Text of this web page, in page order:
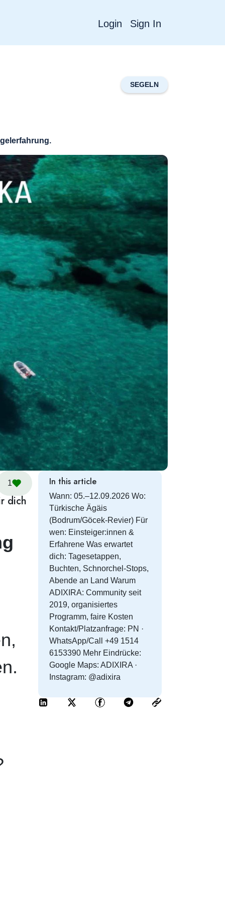
Login Sign In
SEGELN
1
dich
In this article
Wann: 05.–12.09.2026 Wo:
Türkische Ägäis
(Bodrum/Göcek-Revier) Für
wen: Einsteiger:innen &
Erfahrene Was erwartet
dich: Tagesetappen,
Buchten, Schnorchel-Stops,
Abende an Land Warum
ADIXIRA: Community seit
2019, organisiertes
Programm, faire Kosten
Kontakt/Platzanfrage: PN ·
WhatsApp/Call +49 1514
6153390 Mehr Eindrücke:
Google Maps: ADIXIRA ·
Instagram: @adixira